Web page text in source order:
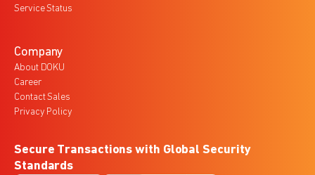
Service Status
Company
About DOKU
Career
Contact Sales
Privacy Policy
Secure Transactions with Global Security
Standards